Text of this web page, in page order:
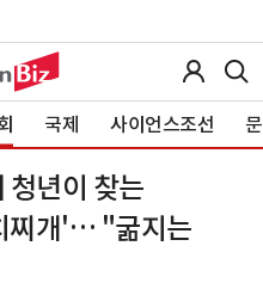
국제 사이언스조선
년이 찾는
찌개'… "굶지는